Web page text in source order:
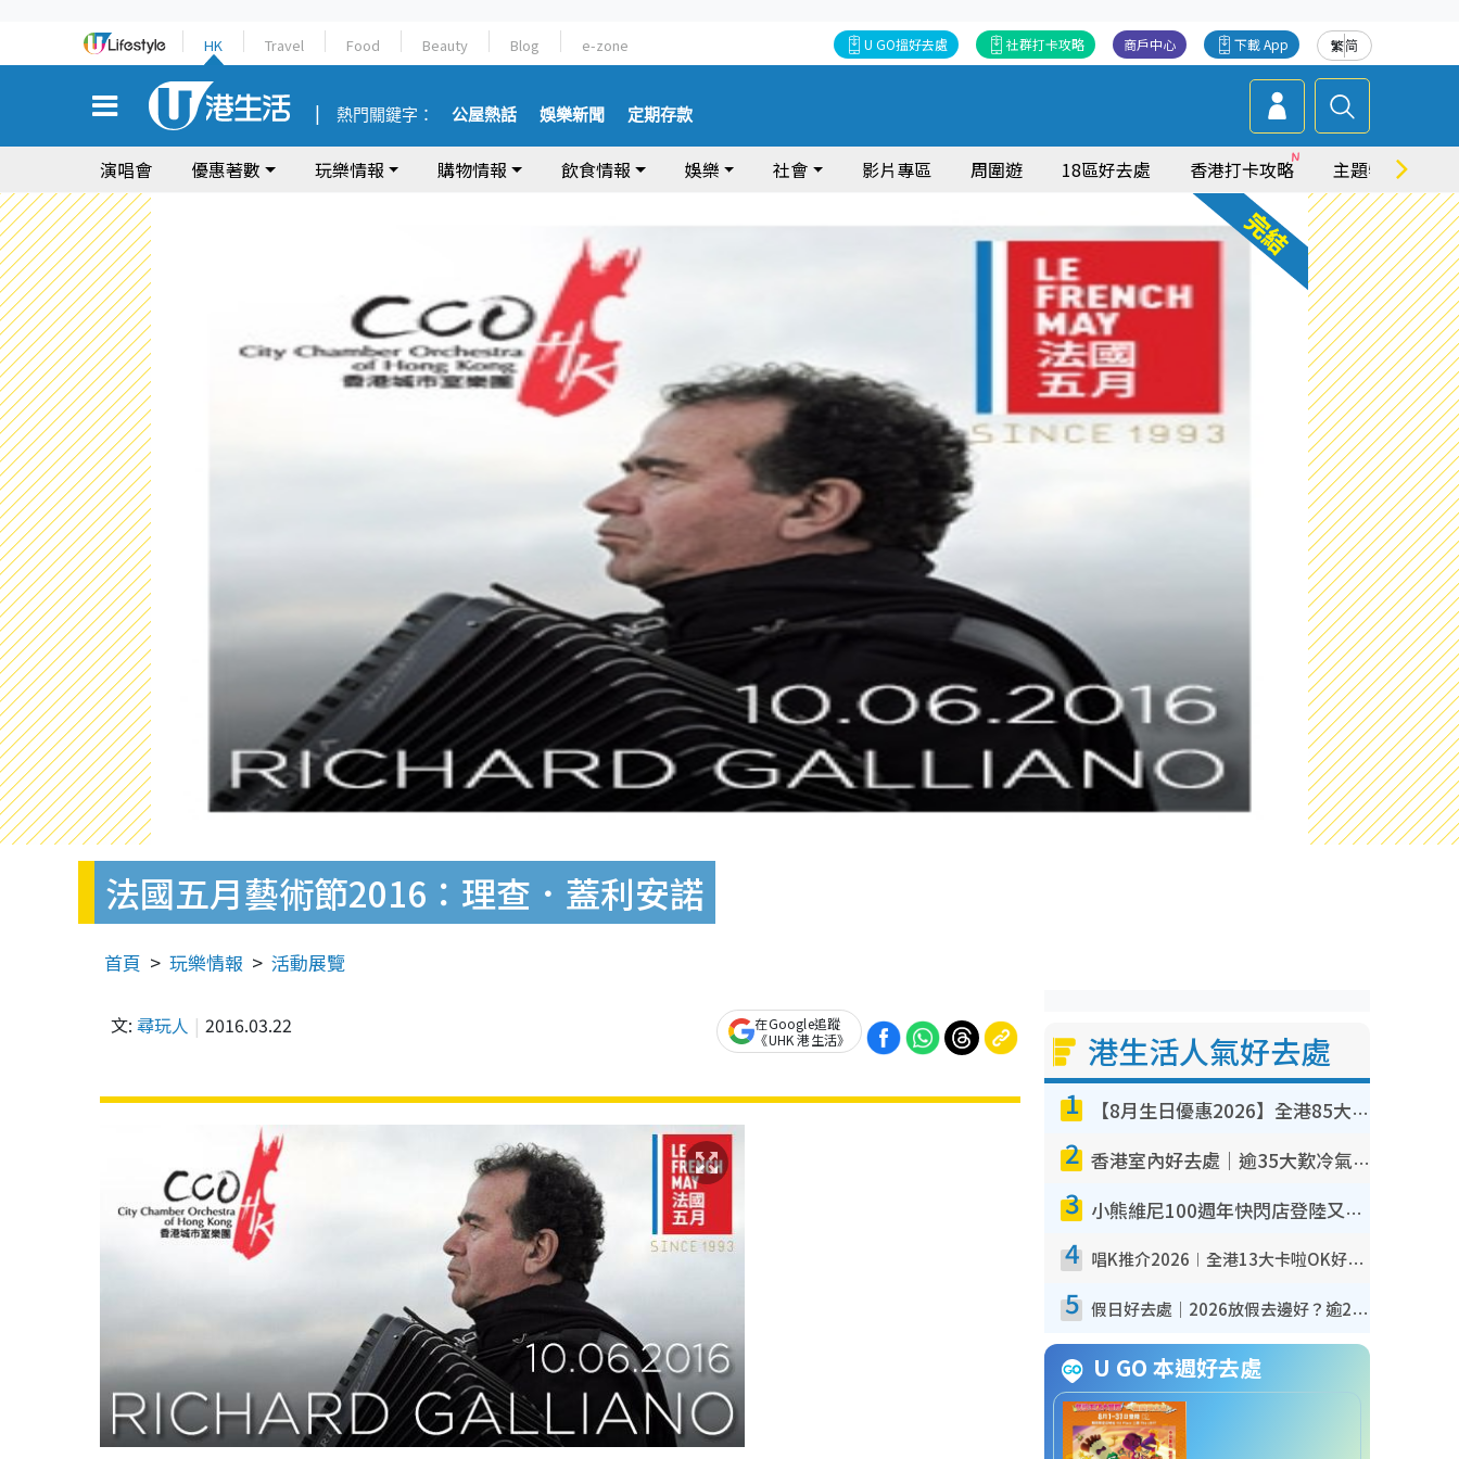
HK Travel Food Beauty Blog e-zone 繁简
下載 App
商戶中心
社群打卡攻略
U GO搵好去處
熱門關鍵字： 公屋熱話 娛樂新聞 定期存款
演唱會 優惠著數 玩樂情報 購物情報 飲食情報 娛樂 社會 影片專區 周圍遊 18區好去處 香港打卡攻略 主題特集
法國五月藝術節2016：理查．蓋利安諾
首頁 玩樂情報 活動展覽
文: 尋玩人 2016.03.22
在Google追蹤
《UHK 港生活》
港生活人氣好去處
1 【8月生日優惠2026】全港85大食買玩著數攻略 自助餐/火鍋放題同行免費＋誠品/DONKI送現金券
2 香港室內好去處｜逾35大歎冷氣室內好去處推介 室內活動免費避雨無懼落雨
3 小熊維尼100週年快閃店登陸又一城 重現百畝森林經典場景／獨家限定盲盒登場／專屬DIY香水
4 唱K推介2026︱全港13大卡啦OK好去處！最平$36起 日文K都有！(附地址+收費詳情)
5 假日好去處｜2026放假去邊好？逾20放假好去處郊外/秘景 休閒半日或一日遊
U GO 本週好去處